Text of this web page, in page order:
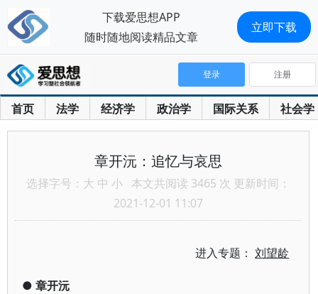
首页 法学 经济学 政治学 国际关系 社会学
登录 注册
章开沅：追忆与哀思
选择字号： 大 中 小 本文共阅读 3465 次 更新时间：
2021-12-01 11:07
进入专题：刘望龄
● 章开沅
下载爱思想APP
随时随地阅读精品文章
立即下载